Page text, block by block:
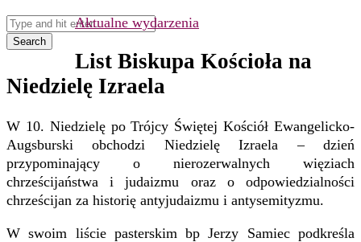
Search
Aktualne wydarzenia
List Biskupa Kościoła na
Niedzielę Izraela
W 10. Niedzielę po Trójcy Świętej Kościół Ewangelicko-
Augsburski obchodzi Niedzielę Izraela – dzień
przypominający o nierozerwalnych więziach
chrześcijaństwa i judaizmu oraz o odpowiedzialności
chrześcijan za historię antyjudaizmu i antysemityzmu.
W swoim liście pasterskim bp Jerzy Samiec podkreśla